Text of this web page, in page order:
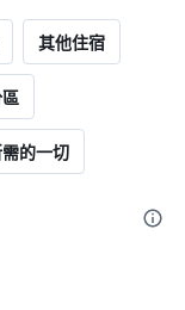
其他住宿
的一切